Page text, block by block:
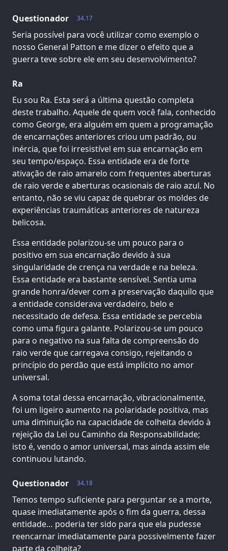
34.17
Questionador
Seria possível para você utilizar como exemplo o
nosso General Patton e me dizer o efeito que a
guerra teve sobre ele em seu desenvolvimento?
Ra
Eu sou Ra. Esta será a última questão completa
deste trabalho. Aquele de quem você fala, conhecido
como George, era alguém em quem a programação
de encarnações anteriores criou um padrão, ou
inércia, que foi irresistível em sua encarnação em
seu tempo/espaço. Essa entidade era de forte
ativação de raio amarelo com frequentes aberturas
de raio verde e aberturas ocasionais de raio azul. No
entanto, não se viu capaz de quebrar os moldes de
experiências traumáticas anteriores de natureza
belicosa.
Essa entidade polarizou-se um pouco para o
positivo em sua encarnação devido à sua
singularidade de crença na verdade e na beleza.
Essa entidade era bastante sensível. Sentia uma
grande honra/dever com a preservação daquilo que
a entidade considerava verdadeiro, belo e
necessitado de defesa. Essa entidade se percebia
como uma figura galante. Polarizou-se um pouco
para o negativo na sua falta de compreensão do
raio verde que carregava consigo, rejeitando o
princípio do perdão que está implícito no amor
universal.
A soma total dessa encarnação, vibracionalmente,
foi um ligeiro aumento na polaridade positiva, mas
uma diminuição na capacidade de colheita devido à
rejeição da Lei ou Caminho da Responsabilidade;
isto é, vendo o amor universal, mas ainda assim ele
continuou lutando.
34.18
Questionador
Temos tempo suficiente para perguntar se a morte,
quase imediatamente após o fim da guerra, dessa
entidade… poderia ter sido para que ela pudesse
reencarnar imediatamente para possivelmente fazer
parte da colheita?